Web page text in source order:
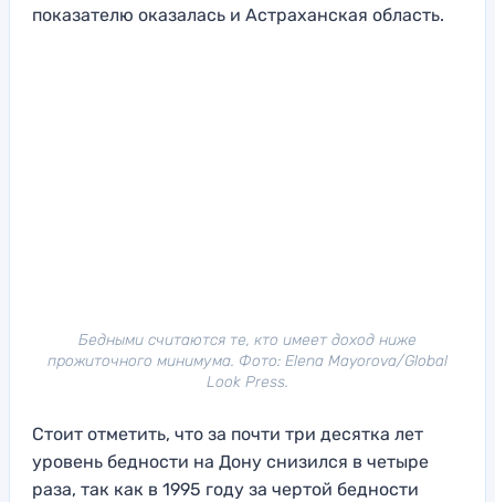
показателю оказалась и Астраханская область.
Бедными считаются те, кто имеет доход ниже
прожиточного минимума. Фото: Elena Mayorova/Global
Look Press.
Стоит отметить, что за почти три десятка лет
уровень бедности на Дону снизился в четыре
раза, так как в 1995 году за чертой бедности